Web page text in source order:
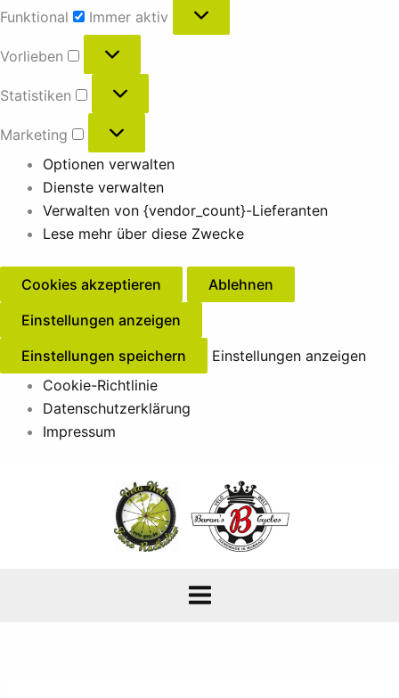
Funktional
Immer aktiv
Vorlieben
Statistiken
Marketing
Optionen verwalten
Dienste verwalten
Verwalten von {vendor_count}-Lieferanten
Lese mehr über diese Zwecke
Cookies akzeptieren
Ablehnen
Einstellungen anzeigen
Einstellungen speichern
Einstellungen anzeigen
Cookie-Richtlinie
Datenschutzerklärung
Impressum